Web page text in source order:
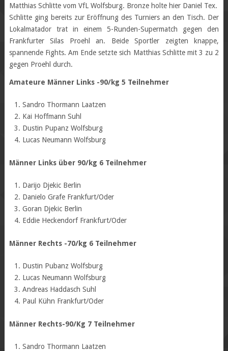
Matthias Schlitte vom VfL Wolfsburg. Bronze holte hier Daniel Tex.
Schlitte ging bereits zur Eröffnung des Turniers an den Tisch. Der
Lokalmatador trat in einem 5-Runden-Supermatch gegen den
Frankfurter Silas Proehl an. Beide Sportler zeigten knappe,
spannende Fights. Am Ende setzte sich Matthias Schlitte mit 3 zu 2
gegen Proehl durch.
Amateure Männer Links -90/kg 5 Teilnehmer
Sandro Thormann Laatzen
Kai Hoffmann Suhl
Dustin Pupanz Wolfsburg
Lucas Neumann Wolfsburg
Männer Links über 90/kg 6 Teilnehmer
Darijo Djekic Berlin
Danielo Grafe Frankfurt/Oder
Goran Djekic Berlin
Eddie Heckendorf Frankfurt/Oder
Männer Rechts -70/kg 6 Teilnehmer
Dustin Pubanz Wolfsburg
Lucas Neumann Wolfsburg
Andreas Haddasch Suhl
Paul Kühn Frankfurt/Oder
Männer Rechts-90/Kg 7 Teilnehmer
Sandro Thormann Laatzen